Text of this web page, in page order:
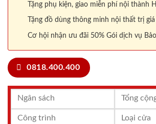
Tặng phụ kiện, giao miễn phí nội thành
Tặng đồ dùng thông minh nội thất trị giá
Cơ hội nhận ưu đãi 50% Gói dịch vụ
0818.400.400